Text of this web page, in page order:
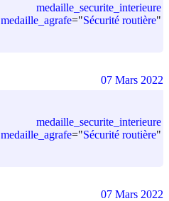
medaille_securite_interieure
medaille_agrafe="Sécurité routière"
medaille_securite_interieure
medaille_agrafe="Sécurité routière"
07 Mars 2022
07 Mars 2022